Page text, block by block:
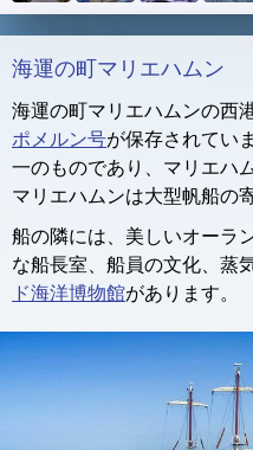
海運の町マリエハムン
海運の町マリエハムンの西
ポメルン号が保存されてい
一のものであり、マリエハ
マリエハムンは大型帆船の
船の隣には、美しいオーラ
な船長室、船員の文化、蒸
ド海洋博物館があります。